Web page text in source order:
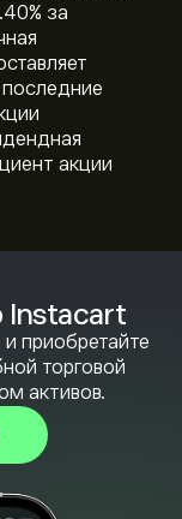
Instacart
приобретайте
торговой
активов.
за
акции